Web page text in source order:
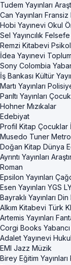
Tudem Yayınları
Can Yayınları
Hobi Yayınevi Okul
Sel Yayıncılık
Remzi Kitabevi
İdea Yayınevi
Sony Colombia
İş Bankası Kültür
Martı Yayınları
Parıltı Yayınları
Hohner Mızıkalar
Edebiyat
Profil Kitap Çocuklar
Musedo Tuner
Doğan Kitap Dünya
Ayrıntı Yayınları
Roman
Epsilon Yayınları
Esen Yayınları YGS
Bayraklı Yayınları Din
Alkım Kitabevi Türk
Artemis Yayınları
Corgi Books Yabancı
Adalet Yayınevi
EMI Jazz Müzik
Birey Eğitim Yayınları